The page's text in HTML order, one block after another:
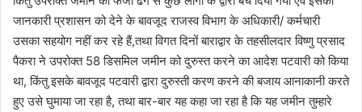
जानकारी प्रशासन को देने के बावजूद राजस्व विभाग के अधिकारी/ कर्मचारी
उसका सहयोग नहीं कर रहे हैं,तथा विगत दिनों बाराद्वार के तहसीलदार विष्णु प्रसाद
पैकरा ने उपरोक्त 58 डिसमिल जमीन को दुरुस्त करने का आदेश पटवारी को किया
था, किंतु इसके बावजूद पटवारी द्वारा दुरुस्ती करण करने की बजाय आनाकानी करते
हुए उसे घुमाया जा रहा है, तथा बार-बार यह कहा जा रहा है कि यह जमीन तुम्हारे